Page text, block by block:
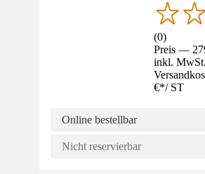
(0)
Preis —
inkl.
€*/ ST
Online bestellbar
Nicht reservierbar